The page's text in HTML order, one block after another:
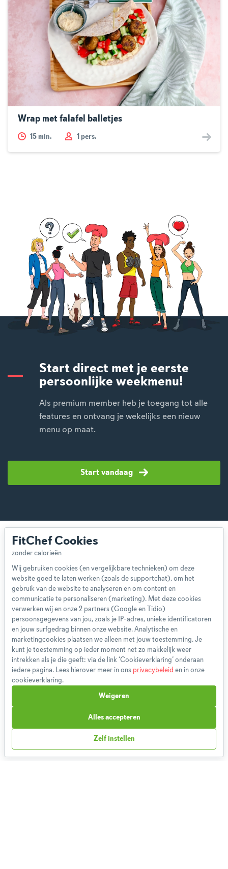
Wrap met falafel balletjes
15 min. 1 pers.
Start direct met je eerste
persoonlijke weekmenu!
Als premium member heb je toegang tot alle
features en ontvang je wekelijks een nieuw
menu op maat.
Start vandaag
Over ons
Team
App
Blog
Disclaimer
Gebruikersvoorwaarden
Methodologie
Privacybeleid
Cookieverklaring
Betaalmethoden
Klachtenprocedure
Partnerprogramma
FitChef Cookies
Wij gebruiken cookies (en vergelijkbare technieken) om deze
website goed te laten werken (zoals de supportchat), om het
gebruik van de website te analyseren en om content en
communicatie te personaliseren (marketing). Met deze cookies
verwerken wij en onze 2 partners (Google en Tidio)
persoonsgegevens van jou, zoals je IP-adres, unieke identificatoren
en jouw surfgedrag binnen onze website. Analytische en
marketingcookies plaatsen we alleen met jouw toestemming. Je
kunt je toestemming op ieder moment net zo makkelijk weer
intrekken als je die geeft: via de link ‘Cookieverklaring’ onderaan
iedere pagina. Lees hierover meer in ons privacybeleid en in onze
cookieverklaring.
Zelf instellen
Weigeren
Alles accepteren